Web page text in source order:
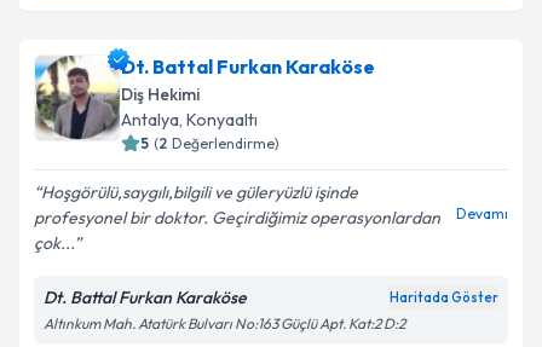
Dt. Cem Çırakoğluiçin randevu takvimi talebi
oluşturun. Size bu uzmandan randevu almanız için bir
takvim hazırlandığında e-posta ile bilgilendireceğiz.
Metni'ni okudum ve kişisel verilerimin belirtilen
kapsamda işlenmesini kabul ediyorum.
Dt. Battal Furkan Karaköse
Diş Hekimi
Antalya, Konyaaltı
5 (2 Değerlendirme)
Hoşgörülü,saygılı,bilgili ve güleryüzlü işinde
profesyonel bir doktor. Geçirdiğimiz operasyonlardan
çok...
Devamı
Dt. Battal Furkan Karaköse Haritada Göster
Altınkum Mah. Atatürk Bulvarı No:163 Güçlü Apt. Kat:2 D:2